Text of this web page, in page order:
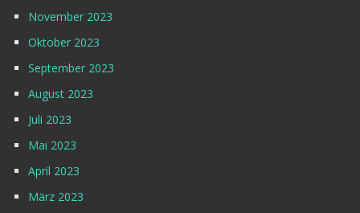
November 2023
Oktober 2023
September 2023
August 2023
Juli 2023
Mai 2023
April 2023
März 2023